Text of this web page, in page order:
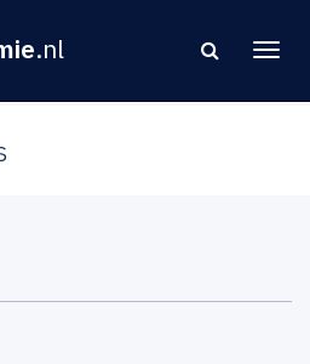
.nl